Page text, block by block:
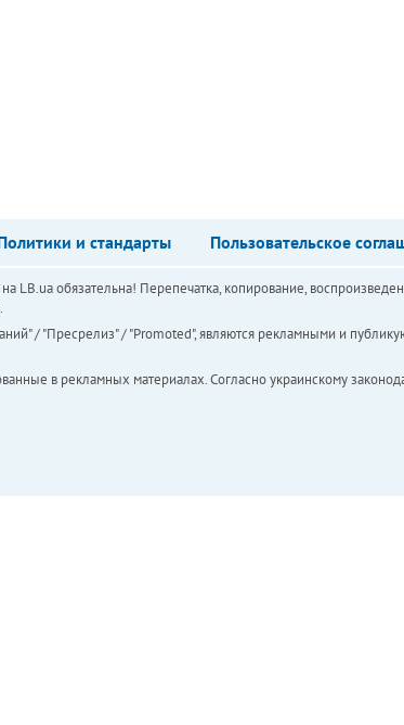
и стандарты Пользовательское
LB.ua обязательна! Перепечатка, копирование,
/ "Пресрелиз" / "Promoted", являются рекламными и
в рекламных материалах. Согласно украинскому